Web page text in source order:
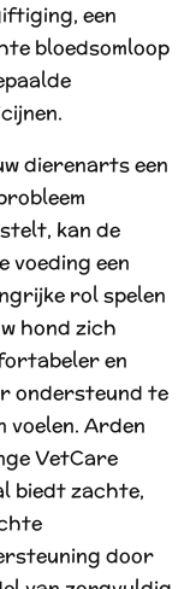
een
bloedsomloop
dierenarts een
kan de
voeding een
rol spelen
hond zich
en
ondersteund te
voelen. Arden
VetCare
biedt zachte,
door